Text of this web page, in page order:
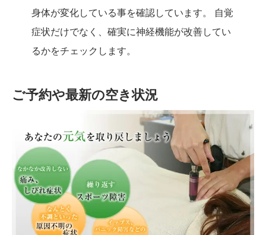
身体が変化している事を確認しています。 自覚
症状だけでなく、確実に神経機能が改善してい
るかをチェックします。
ご予約や最新の空き状況